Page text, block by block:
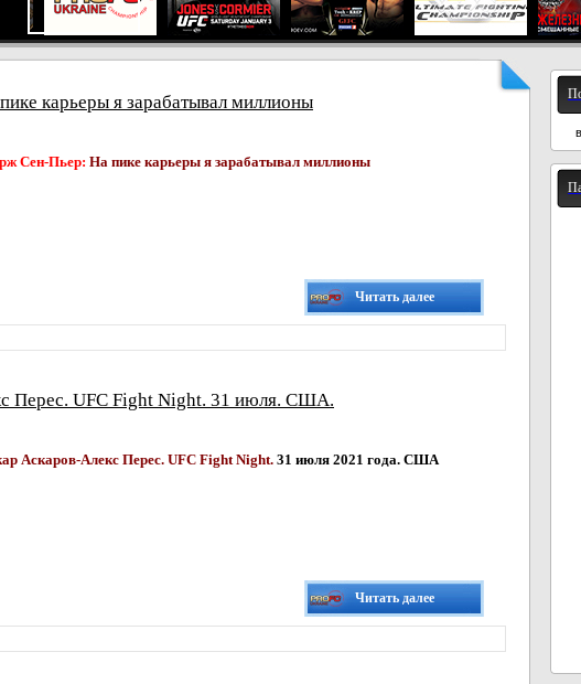
карьеры я зарабатывал миллионы
Сен-Пьер: На пике карьеры я зарабатывал миллионы
Читать далее
Перес. UFC Fight Night. 31 июля. США.
Аскаров-Алекс Перес. UFC Fight Night. 31 июля 2021 года. США
Читать далее